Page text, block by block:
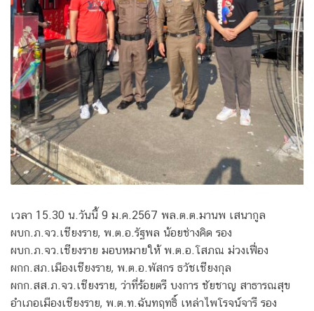
เวลา 15.30 น.วันนี้ 9 ม.ค.2567 พล.ต.ต.มานพ เสนากูล
ผบก.ภ.จว.เชียงราย, พ.ต.อ.รัฐพล น้อยช่างคิด รอง
ผบก.ภ.จว.เชียงราย มอบหมายให้ พ.ต.อ.โสภณ ม่วงเฟื่อง
ผกก.สภ.เมืองเชียงราย, พ.ต.อ.พัสกร ธวัชเชียงกุล
ผกก.สส.ภ.จว.เชียงราย, ว่าที่ร้อยตรี บงการ ชัยชาญ สาธารณสุข
อำเภอเมืองเชียงราย, พ.ต.ท.ฉันทฤทธิ์ เหล่าไพโรจน์จารี รอง